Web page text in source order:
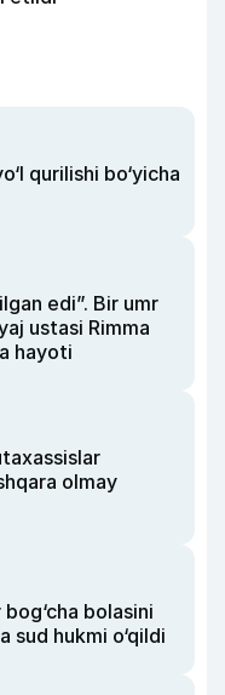
qurilishi bo‘yicha
edi”. Bir umr
ustasi Rimma
hayoti
olmay
bolasini
sud hukmi o‘qildi